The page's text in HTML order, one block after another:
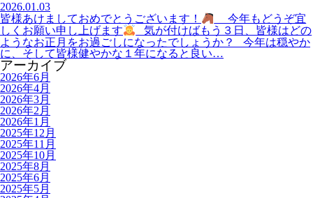
2026.01.03
皆様あけましておめでとうございます！
今年もどうぞ宜
しくお願い申し上げます
気が付けばもう３日、皆様はどの
ようなお正月をお過ごしになったでしょうか？ 今年は穏やか
に、そして皆様健やかな１年になると良い…
アーカイブ
2026年6月
2026年4月
2026年3月
2026年2月
2026年1月
2025年12月
2025年11月
2025年10月
2025年8月
2025年6月
2025年5月